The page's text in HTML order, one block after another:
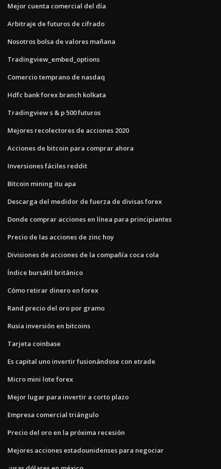
Mejor cuenta comercial del día
Arbitraje de futuros de cifrado
Nosotros bolsa de valores mañana
Tradingview_embed_options
Comercio temprano de nasdaq
Hdfc bank forex branch kolkata
Tradingview s & p 500 futuros
Mejores recolectores de acciones 2020
Acciones de bitcoin para comprar ahora
Inversiones fáciles reddit
Bitcoin mining itu apa
Descarga del medidor de fuerza de divisas forex
Donde comprar acciones en línea para principiantes
Precio de las acciones de zinc hoy
Divisiones de acciones de la compañía coca cola
Índice bursátil británico
Cómo retirar dinero en forex
Rand precio del oro por gramo
Rusia inversión en bitcoins
Tarjeta coinbase
Es capital uno invertir fusionándose con etrade
Micro mini lote forex
Mejor lugar para invertir a corto plazo
Empresa comercial triángulo
Precio del oro en la próxima recesión
Mejores acciones estadounidenses para negociar